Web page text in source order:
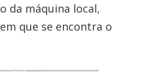
da máquina local,
que se encontra o